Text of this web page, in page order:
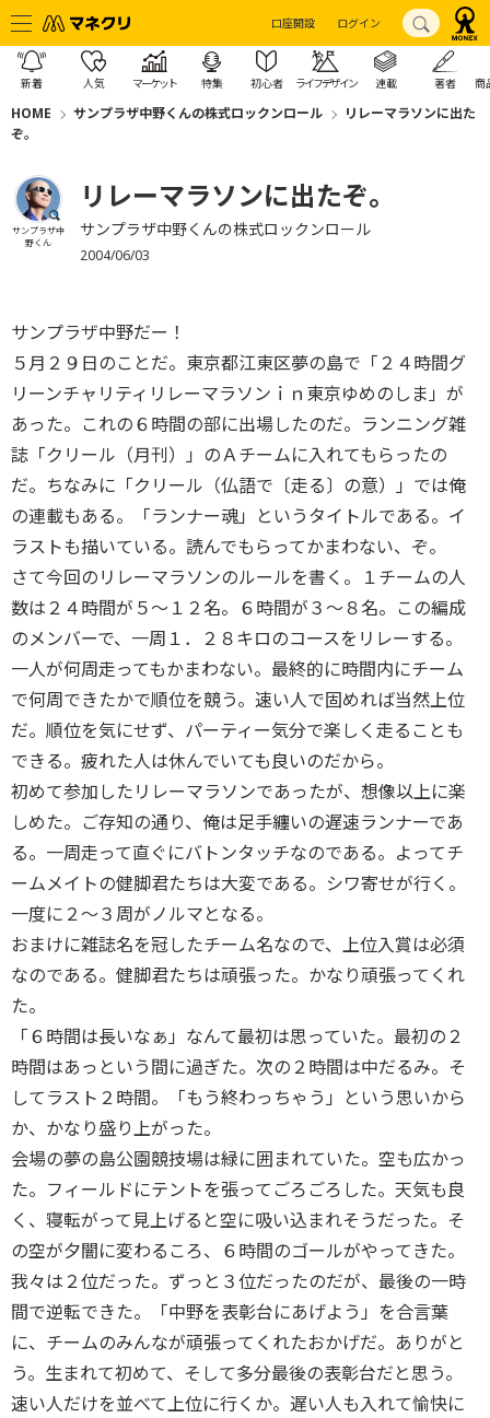
口座開設 ログイン
新着 人気 マーケット 特集 初心者 ライフデザイン 連載 著者 商
HOME サンプラザ中野くんの株式ロックンロール
リレーマラソンに出た
ぞ。
サンプラザ中
野くん
リレーマラソンに出たぞ。
サンプラザ中野くんの株式ロックンロール
2004/06/03
サンプラザ中野だー！
５月２９日のことだ。東京都江東区夢の島で「２４時間グ
リーンチャリティリレーマラソンｉｎ東京ゆめのしま」が
あった。これの６時間の部に出場したのだ。ランニング雑
誌「クリール（月刊）」のＡチームに入れてもらったの
だ。ちなみに「クリール（仏語で〔走る〕の意）」では俺
の連載もある。「ランナー魂」というタイトルである。イ
ラストも描いている。読んでもらってかまわない、ぞ。
さて今回のリレーマラソンのルールを書く。１チームの人
数は２４時間が５〜１２名。６時間が３〜８名。この編成
のメンバーで、一周１．２８キロのコースをリレーする。
一人が何周走ってもかまわない。最終的に時間内にチーム
で何周できたかで順位を競う。速い人で固めれば当然上位
だ。順位を気にせず、パーティー気分で楽しく走ることも
できる。疲れた人は休んでいても良いのだから。
初めて参加したリレーマラソンであったが、想像以上に楽
しめた。ご存知の通り、俺は足手纏いの遅速ランナーであ
る。一周走って直ぐにバトンタッチなのである。よってチ
ームメイトの健脚君たちは大変である。シワ寄せが行く。
一度に２〜３周がノルマとなる。
おまけに雑誌名を冠したチーム名なので、上位入賞は必須
なのである。健脚君たちは頑張った。かなり頑張ってくれ
た。
「６時間は長いなぁ」なんて最初は思っていた。最初の２
時間はあっという間に過ぎた。次の２時間は中だるみ。そ
してラスト２時間。「もう終わっちゃう」という思いから
か、かなり盛り上がった。
会場の夢の島公園競技場は緑に囲まれていた。空も広かっ
た。フィールドにテントを張ってごろごろした。天気も良
く、寝転がって見上げると空に吸い込まれそうだった。そ
の空が夕闇に変わるころ、６時間のゴールがやってきた。
我々は２位だった。ずっと３位だったのだが、最後の一時
間で逆転できた。「中野を表彰台にあげよう」を合言葉
に、チームのみんなが頑張ってくれたおかげだ。ありがと
う。生まれて初めて、そして多分最後の表彰台だと思う。
速い人だけを並べて上位に行くか。遅い人も入れて愉快に